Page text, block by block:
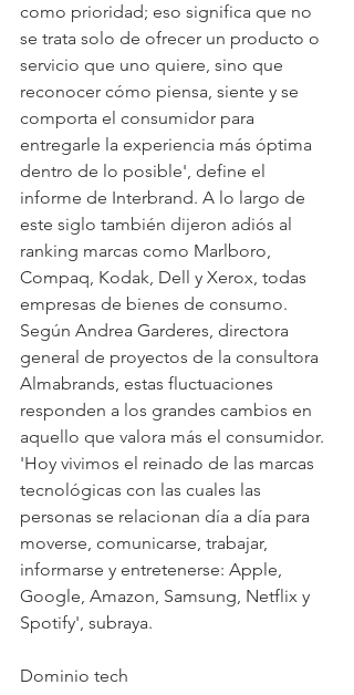
como prioridad; eso significa que no
se trata solo de ofrecer un producto o
servicio que uno quiere, sino que
reconocer cómo piensa, siente y se
comporta el consumidor para
entregarle la experiencia más óptima
dentro de lo posible', define el
informe de Interbrand. A lo largo de
este siglo también dijeron adiós al
ranking marcas como Marlboro,
Compaq, Kodak, Dell y Xerox, todas
empresas de bienes de consumo.
Según Andrea Garderes, directora
general de proyectos de la consultora
Almabrands, estas fluctuaciones
responden a los grandes cambios en
aquello que valora más el consumidor.
'Hoy vivimos el reinado de las marcas
tecnológicas con las cuales las
personas se relacionan día a día para
moverse, comunicarse, trabajar,
informarse y entretenerse: Apple,
Google, Amazon, Samsung, Netflix y
Spotify', subraya.
Dominio tech